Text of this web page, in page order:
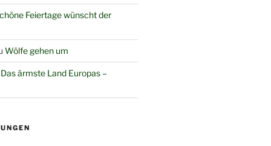
Feiertage wünscht der
Wölfe gehen um
Das ärmste Land Europas –